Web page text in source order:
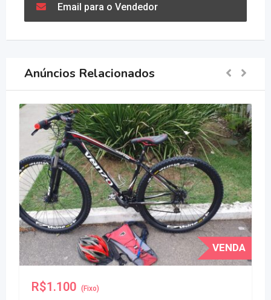
Email para o Vendedor
Anúncios Relacionados
VENDA
R$1.100 (Fixo)